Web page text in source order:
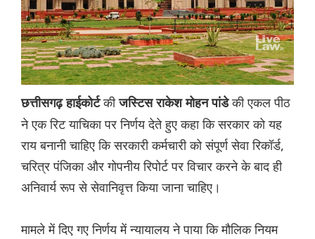
छत्तीसगढ़ हाईकोर्टकीजस्टिस राकेश मोहन पांडेकी एकल पीठ
ने एक रिट याचिका पर निर्णय देते हुए कहा कि सरकार को यह
राय बनानी चाहिए कि सरकारी कर्मचारी को संपूर्ण सेवा रिकॉर्ड,
चरित्र पंजिका और गोपनीय रिपोर्ट पर विचार करने के बाद ही
अनिवार्य रूप से सेवानिवृत्त किया जाना चाहिए।
मामले में दिए गए निर्णय में न्यायालय ने पाया कि मौलिक नियम